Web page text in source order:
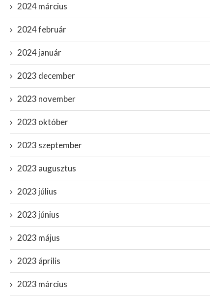
2024 március
2024 február
2024 január
2023 december
2023 november
2023 október
2023 szeptember
2023 augusztus
2023 július
2023 június
2023 május
2023 április
2023 március